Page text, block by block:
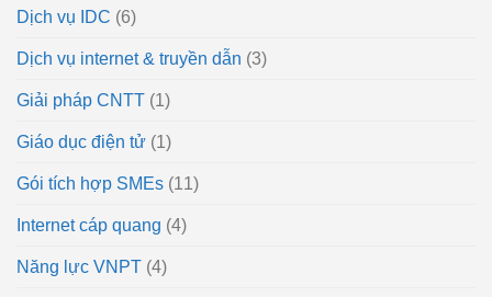
Dịch vụ IDC (6)
Dịch vụ internet & truyền dẫn (3)
Giải pháp CNTT (1)
Giáo dục điện tử (1)
Gói tích hợp SMEs (11)
Internet cáp quang (4)
Năng lực VNPT (4)